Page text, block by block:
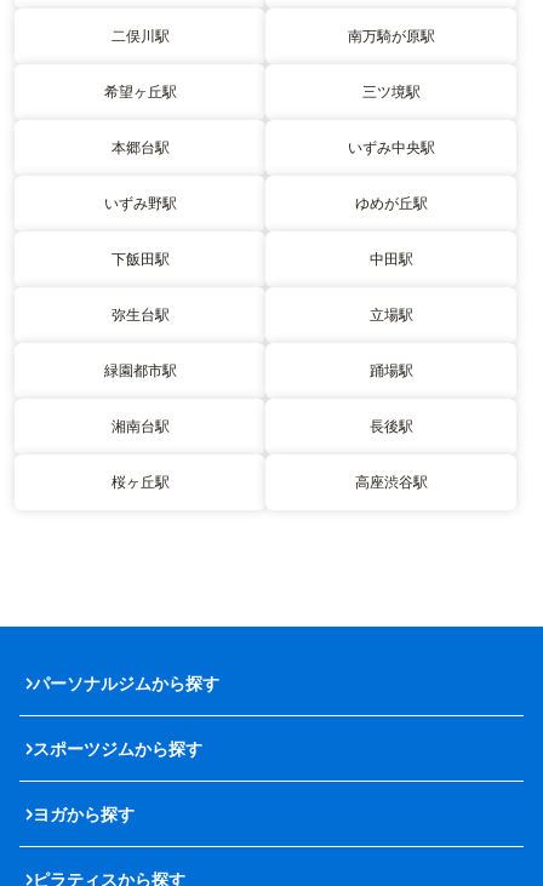
二俣川駅 南万騎が原駅
希望ヶ丘駅 三ツ境駅
本郷台駅 いずみ中央駅
いずみ野駅 ゆめが丘駅
下飯田駅 中田駅
弥生台駅 立場駅
緑園都市駅 踊場駅
湘南台駅 長後駅
桜ヶ丘駅 高座渋谷駅
パーソナルジムから探す
スポーツジムから探す
ヨガから探す
ピラティスから探す